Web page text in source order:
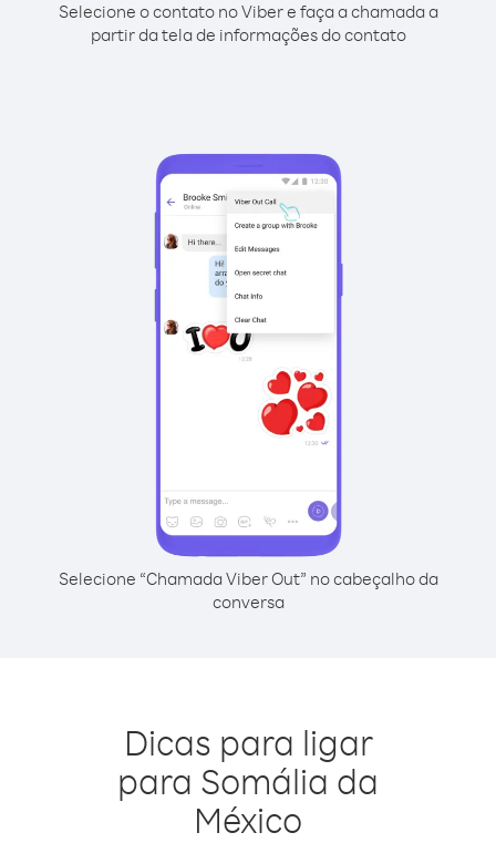
Selecione o contato no Viber e faça a chamada a
partir da tela de informações do contato
Selecione “Chamada Viber Out” no cabeçalho da
conversa
Dicas para ligar
para Somália da
México